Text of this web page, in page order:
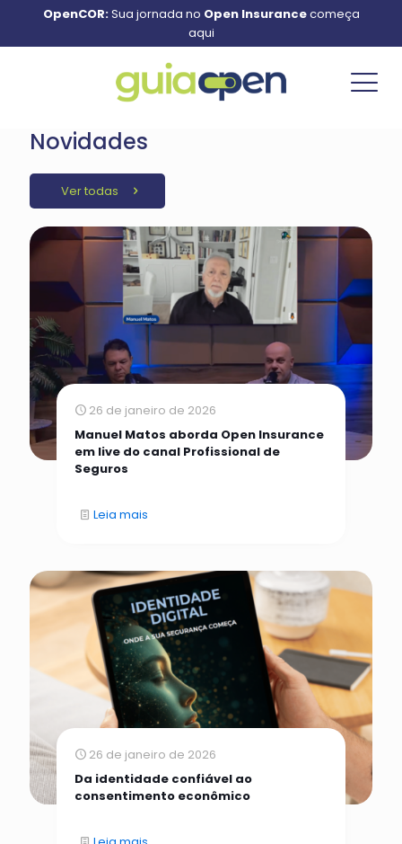
OpenCOR:Sua jornada no Open Insurancecomeça
aqui
Novidades
Ver todas
26 de janeiro de 2026
Manuel Matos aborda Open Insurance
em live do canal Profissional de
Seguros
Leia mais
26 de janeiro de 2026
Da identidade confiável ao
consentimento econômico